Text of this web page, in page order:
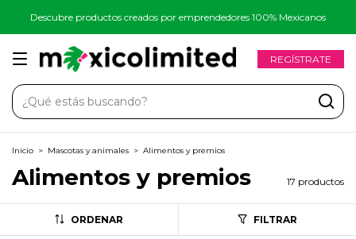
Descubre productos creados por emprendedores 100% Mexicanos
REGÍSTRATE
Inicio > Mascotas y animales > Alimentos y premios
Alimentos y premios 17 productos
ORDENAR FILTRAR